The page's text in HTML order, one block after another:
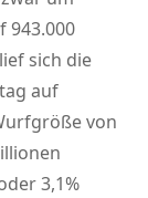
943.000
sich die
auf
von
3,1%